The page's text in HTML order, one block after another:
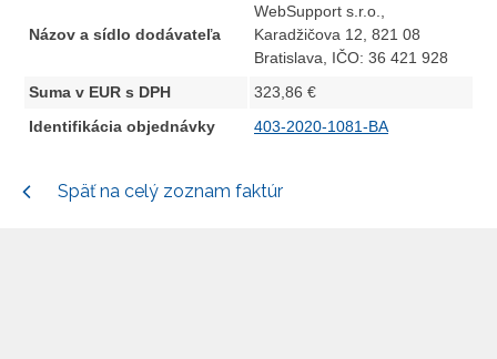
Názov a sídlo dodávateľa
WebSupport s.r.o.,
Karadžičova 12, 821 08
Bratislava, IČO: 36 421 928
Suma v EUR s DPH
323,86 €
Identifikácia objednávky
403-2020-1081-BA
Späť na celý zoznam faktúr